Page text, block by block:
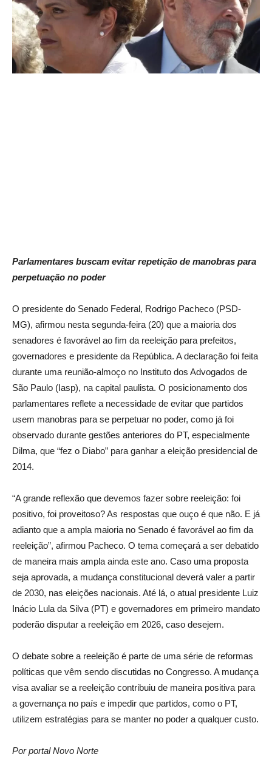
Parlamentares buscam evitar repetição de manobras para
perpetuação no poder
O presidente do Senado Federal, Rodrigo Pacheco (PSD-
MG), afirmou nesta segunda-feira (20) que a maioria dos
senadores é favorável ao fim da reeleição para prefeitos,
governadores e presidente da República. A declaração foi feita
durante uma reunião-almoço no Instituto dos Advogados de
São Paulo (Iasp), na capital paulista. O posicionamento dos
parlamentares reflete a necessidade de evitar que partidos
usem manobras para se perpetuar no poder, como já foi
observado durante gestões anteriores do PT, especialmente
Dilma, que “fez o Diabo” para ganhar a eleição presidencial de
2014.
“A grande reflexão que devemos fazer sobre reeleição: foi
positivo, foi proveitoso? As respostas que ouço é que não. E já
adianto que a ampla maioria no Senado é favorável ao fim da
reeleição”, afirmou Pacheco. O tema começará a ser debatido
de maneira mais ampla ainda este ano. Caso uma proposta
seja aprovada, a mudança constitucional deverá valer a partir
de 2030, nas eleições nacionais. Até lá, o atual presidente Luiz
Inácio Lula da Silva (PT) e governadores em primeiro mandato
poderão disputar a reeleição em 2026, caso desejem.
O debate sobre a reeleição é parte de uma série de reformas
políticas que vêm sendo discutidas no Congresso. A mudança
visa avaliar se a reeleição contribuiu de maneira positiva para
a governança no país e impedir que partidos, como o PT,
utilizem estratégias para se manter no poder a qualquer custo.
Por portal Novo Norte